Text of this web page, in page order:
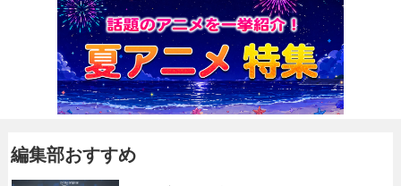
編集部おすすめ